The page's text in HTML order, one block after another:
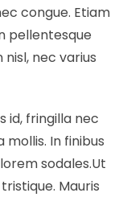
congue. Etiam
pellentesque
nec varius
id, fringilla nec
In finibus
sodales.Ut
Mauris